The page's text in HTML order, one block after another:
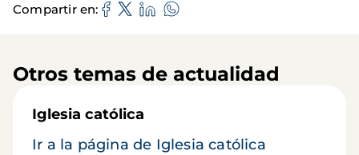
Compartir en
Otros temas de actualidad
Iglesia católica
Ir a la página de Iglesia católica